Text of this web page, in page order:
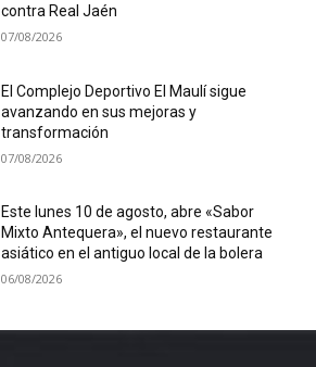
contra Real Jaén
07/08/2026
El Complejo Deportivo El Maulí sigue
avanzando en sus mejoras y
transformación
07/08/2026
Este lunes 10 de agosto, abre «Sabor
Mixto Antequera», el nuevo restaurante
asiático en el antiguo local de la bolera
06/08/2026